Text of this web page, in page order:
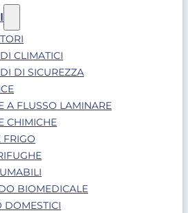
CLIMATICI
DI SICUREZZA
A FLUSSO LAMINARE
CHIMICHE
FRIGO
BIOMEDICALE
DOMESTICI